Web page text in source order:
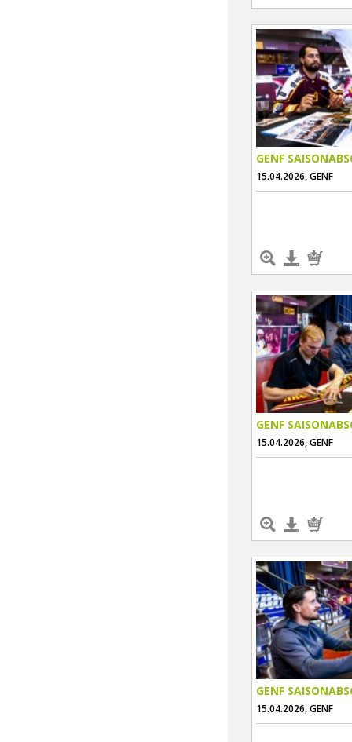
GENF
15.04.2026, GENF
GENF
15.04.2026, GENF
GENF
15.04.2026, GENF